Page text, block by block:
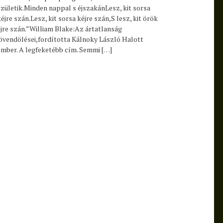
nappal s éjszakánLesz, kit sorsa
szán.Lesz, kit sorsa kéjre szán,S lesz, kit örök
szán.”William Blake:Az ártatlanság
Kálnoky László Halott
A legfeketébb cím. Semmi […]